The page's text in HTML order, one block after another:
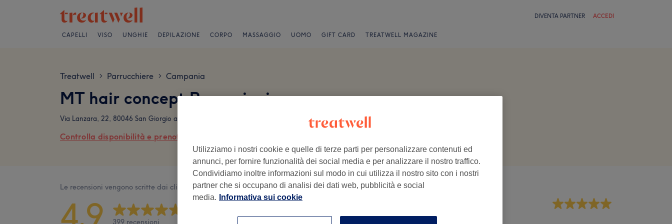
DIVENTA PARTNER ACCEDI
CAPELLI VISO UNGHIE DEPILAZIONE CORPO MASSAGGIO UOMO GIFT CARD TREATWELL MAGAZINE
Treatwell > Parrucchiere > Campania
MT hair concept Recensioni
Via Lanzara, 22, 80046 San Giorgio a Cremano NA, Italia
Controlla disponibilità e prenota online
Le recensioni vengono scritte dai clienti dopo la loro visita.
4,9 399 recensioni
Ambiente
Utilizziamo i nostri cookie e quelle di terze parti per personalizzare contenuti ed
annunci, per fornire funzionalità dei social media e per analizzare il nostro traffico.
Condividiamo inoltre informazioni sul modo in cui utilizza il nostro sito con i nostri
partner che si occupano di analisi dei dati web, pubblicità e social
media.
Informativa sui cookie